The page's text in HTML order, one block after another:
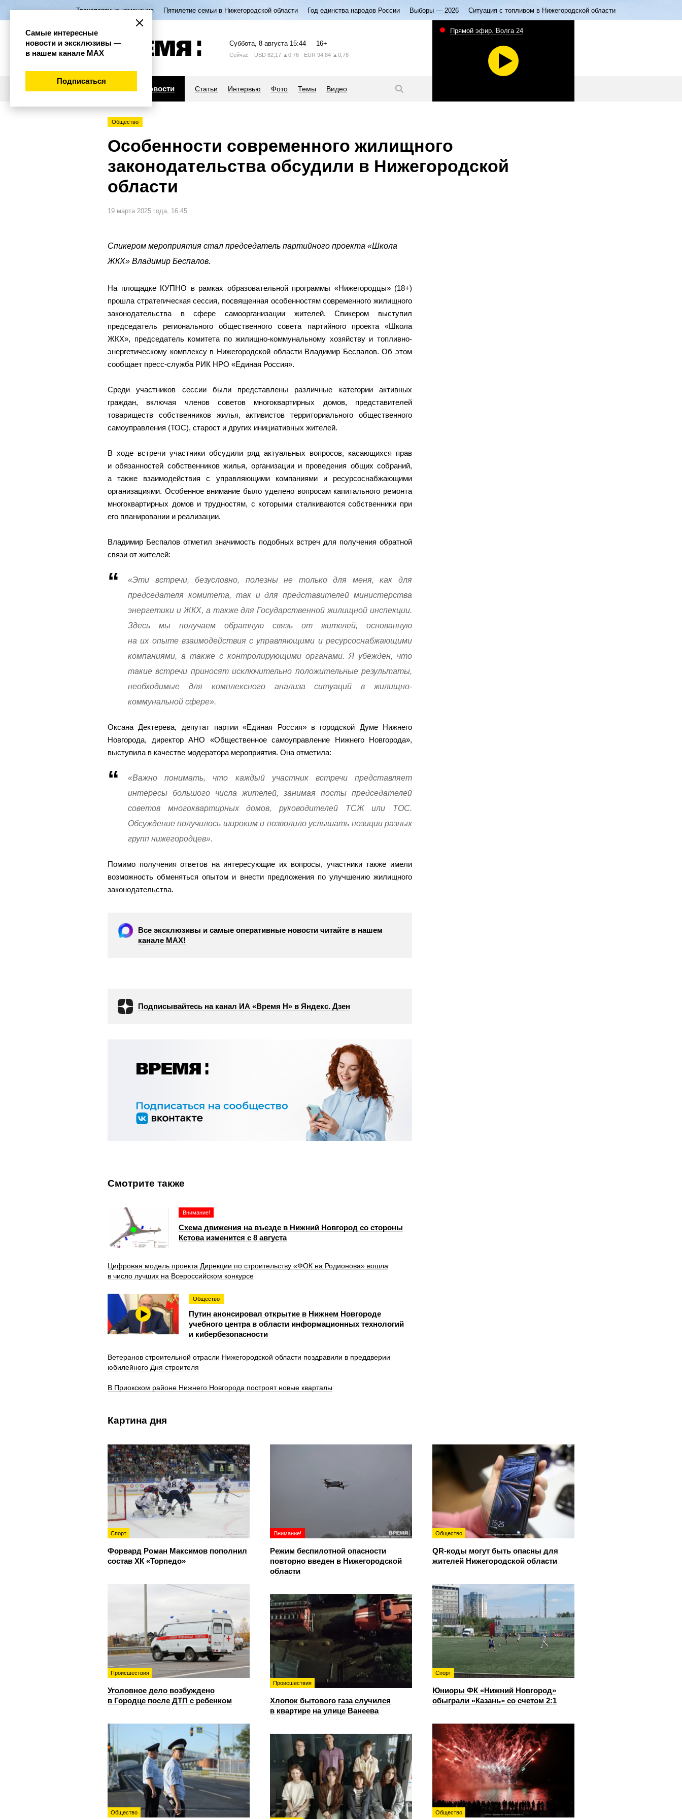
Транспортные изменения Пятилетие семьи в Нижегородской области Год единства народов России Выборы — 2026 Ситуация с топливом в Нижегородской области
Суббота, 8 августа 15:44 16+
Сейчас USD 82,17 ▲0,76 EUR 94,84 ▲0,78
Новости Статьи Интервью Фото Темы Видео
Прямой эфир. Волга 24
Общество
Особенности современного жилищного
законодательства обсудили в Нижегородской
области
19 марта 2025 года, 16:45
Спикером мероприятия стал председатель партийного проекта «Школа
ЖКХ» Владимир Беспалов.
На площадке КУПНО в рамках образовательной программы «Нижегородцы» (18+)
прошла стратегическая сессия, посвященная особенностям современного жилищного
законодательства в сфере самоорганизации жителей. Спикером выступил
председатель регионального общественного совета партийного проекта «Школа
ЖКХ», председатель комитета по жилищно-коммунальному хозяйству и топливно-
энергетическому комплексу в Нижегородской области Владимир Беспалов. Об этом
сообщает пресс-служба РИК НРО «Единая Россия».
Среди участников сессии были представлены различные категории активных
граждан, включая членов советов многоквартирных домов, представителей
товариществ собственников жилья, активистов территориального общественного
самоуправления (ТОС), старост и других инициативных жителей.
В ходе встречи участники обсудили ряд актуальных вопросов, касающихся прав
и обязанностей собственников жилья, организации и проведения общих собраний,
а также взаимодействия с управляющими компаниями и ресурсоснабжающими
организациями. Особенное внимание было уделено вопросам капитального ремонта
многоквартирных домов и трудностям, с которыми сталкиваются собственники при
его планировании и реализации.
Владимир Беспалов отметил значимость подобных встреч для получения обратной
связи от жителей:
«Эти встречи, безусловно, полезны не только для меня, как для
председателя комитета, так и для представителей министерства
энергетики и ЖКХ, а также для Государственной жилищной инспекции.
Здесь мы получаем обратную связь от жителей, основанную
на их опыте взаимодействия с управляющими и ресурсоснабжающими
компаниями, а также с контролирующими органами. Я убежден, что
такие встречи приносят исключительно положительные результаты,
необходимые для комплексного анализа ситуаций в жилищно-
коммунальной сфере».
Оксана Дектерева, депутат партии «Единая Россия» в городской Думе Нижнего
Новгорода, директор АНО «Общественное самоуправление Нижнего Новгорода»,
выступила в качестве модератора мероприятия. Она отметила:
«Важно понимать, что каждый участник встречи представляет
интересы большого числа жителей, занимая посты председателей
советов многоквартирных домов, руководителей ТСЖ или ТОС.
Обсуждение получилось широким и позволило услышать позиции разных
групп нижегородцев».
Помимо получения ответов на интересующие их вопросы, участники также имели
возможность обменяться опытом и внести предложения по улучшению жилищного
законодательства.
Все эксклюзивы и самые оперативные новости читайте в нашем
канале МАХ!
Подписывайтесь на канал ИА «Время Н» в Яндекс. Дзен
Смотрите также
Внимание!
Схема движения на въезде в Нижний Новгород со стороны
Кстова изменится с 8 августа
Цифровая модель проекта Дирекции по строительству «ФОК на Родионова» вошла
в число лучших на Всероссийском конкурсе
Общество
Путин анонсировал открытие в Нижнем Новгороде
учебного центра в области информационных технологий
и кибербезопасности
Ветеранов строительной отрасли Нижегородской области поздравили в преддверии
юбилейного Дня строителя
В Приокском районе Нижнего Новгорода построят новые кварталы
Картина дня
Спорт
Форвард Роман Максимов пополнил
состав ХК «Торпедо»
Внимание!
Режим беспилотной опасности
повторно введен в Нижегородской
области
Общество
QR-коды могут быть опасны для
жителей Нижегородской области
Происшествия
Уголовное дело возбуждено
в Городце после ДТП с ребенком
Спорт
Юниоры ФК «Нижний Новгород»
обыграли «Казань» со счетом 2:1
Происшествия
Хлопок бытового газа случился
в квартире на улице Ванеева
Общество Общество
Самые интересные
новости и эксклюзивы —
в нашем канале МАХ
Подписаться